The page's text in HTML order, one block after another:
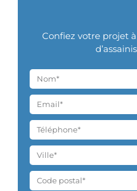
Confiez votre projet